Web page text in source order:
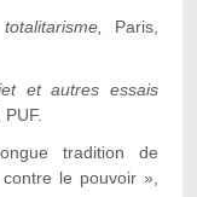
Paris,
et autres essais
tradition de
le pouvoir »,